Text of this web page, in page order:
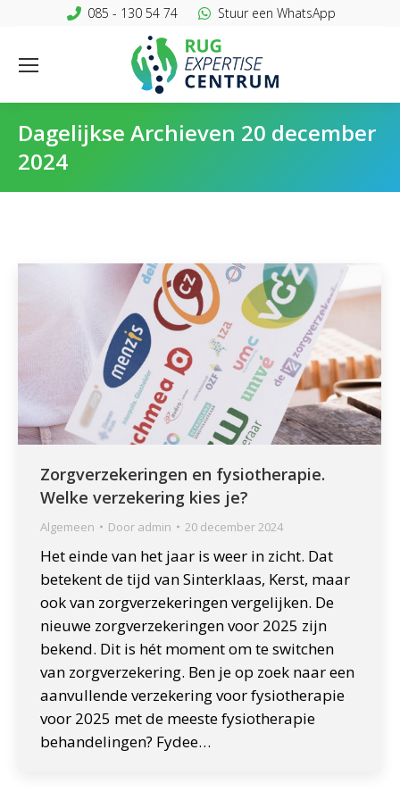
085 - 130 54 74 Stuur een WhatsApp
Dagelijkse Archieven 20 december
2024
Zorgverzekeringen en fysiotherapie.
Welke verzekering kies je?
Algemeen Door admin 20 december 2024
Het einde van het jaar is weer in zicht. Dat
betekent de tijd van Sinterklaas, Kerst, maar
ook van zorgverzekeringen vergelijken. De
nieuwe zorgverzekeringen voor 2025 zijn
bekend. Dit is hét moment om te switchen
van zorgverzekering. Ben je op zoek naar een
aanvullende verzekering voor fysiotherapie
voor 2025 met de meeste fysiotherapie
behandelingen? Fydee…